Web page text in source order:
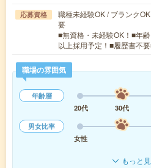
応募資格
職種未経験OK / ブランク
要
■無資格・未経験OK！■年
以上採用予定！■履歴書不
職場の雰囲気
年齢層
20代
30代
男女比率
女性
もっと